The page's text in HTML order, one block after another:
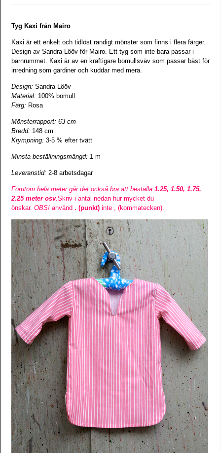
Tyg Kaxi från Mairo
Kaxi är ett enkelt och tidlöst randigt mönster som finns i flera färger.
Design av Sandra Lööv för Mairo. Ett tyg som inte bara passar i
barnrummet. Kaxi är av en kraftigare bomullsväv som passar bäst för
inredning som gardiner och kuddar med mera.
Design: Sandra Lööv
Material: 100% bomull
Färg: Rosa
Mönsterrapport: 63 cm
Bredd: 148 cm
Krympning: 3-5 % efter tvätt
Minsta beställningsmängd: 1 m
Leveranstid: 2-8 arbetsdagar
Förutom hela meter går det också bra att beställa 1.25, 1.50, 1.75,
2.25 meter osv.Skriv i antal nedan hur mycket du
önskar. OBS! använd . (punkt) inte , (kommatecken).